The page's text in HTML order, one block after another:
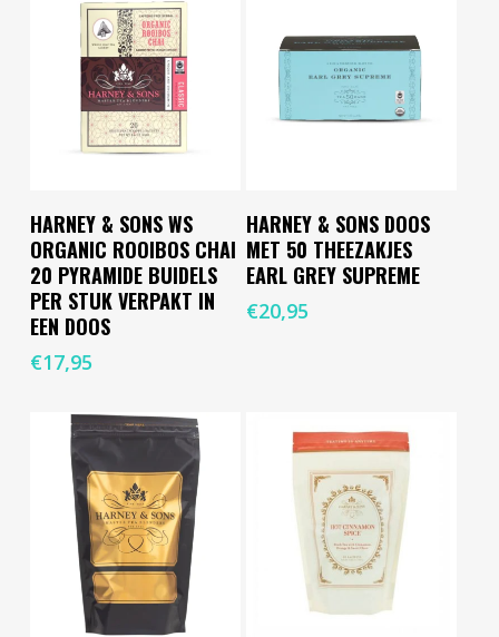
Toevoegen Aan
Winkelwagen
HARNEY & SONS WS
ORGANIC ROOIBOS CHAI
20 PYRAMIDE BUIDELS
PER STUK VERPAKT IN
EEN DOOS
€17,95
Toevoegen Aan
Winkelwagen
HARNEY & SONS DOOS
MET 50 THEEZAKJES
EARL GREY SUPREME
€20,95